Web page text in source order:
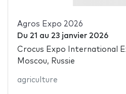
Agros Expo 2026
Du 21 au 23 janvier 2026
Crocus Expo International
Moscou, Russie
agriculture